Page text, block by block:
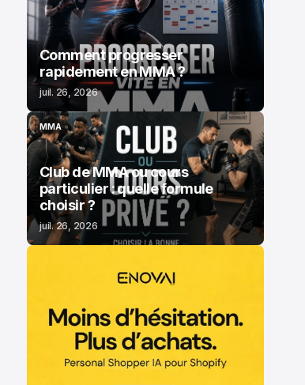
MMA
Comment progresser
rapidement en MMA ?
juil. 26, 2026
MMA
MMA
Club de MMA ou cours
particulier : quelle formule
choisir ?
juil. 26, 2026